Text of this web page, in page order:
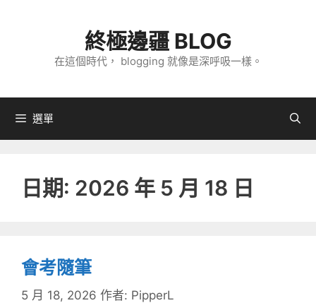
內
終極邊疆 BLOG
在這個時代， blogging 就像是深呼吸一樣。
選單
日期: 2026 年 5 月 18 日
會考隨筆
5 月 18, 2026 作者: PipperL